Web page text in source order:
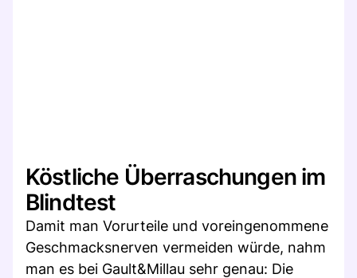
Köstliche Überraschungen im
Blindtest
Damit man Vorurteile und voreingenommene
Geschmacksnerven vermeiden würde, nahm
man es bei Gault&Millau sehr genau: Die